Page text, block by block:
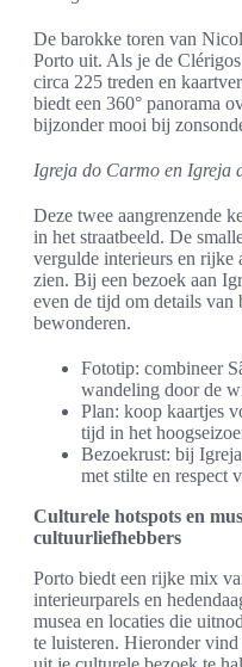
De barokke toren van
Porto uit. Als je de
circa 225 treden en
biedt een 360° panorama
bijzonder mooi bij
Igreja do Carmo en Igreja
Deze twee aangrenzende
in het straatbeeld. De
vergulde interieurs en rijke
zien. Bij een bezoek aan
even de tijd om details van
bewonderen.
Fototip: combineer
wandeling door de
Plan: koop kaartjes
tijd in het
Bezoekrust: bij
met stilte en respect
Culturele hotspots en
cultuurliefhebbers
Porto biedt een rijke mix
interieurparels en
musea en locaties die
te luisteren. Hieronder